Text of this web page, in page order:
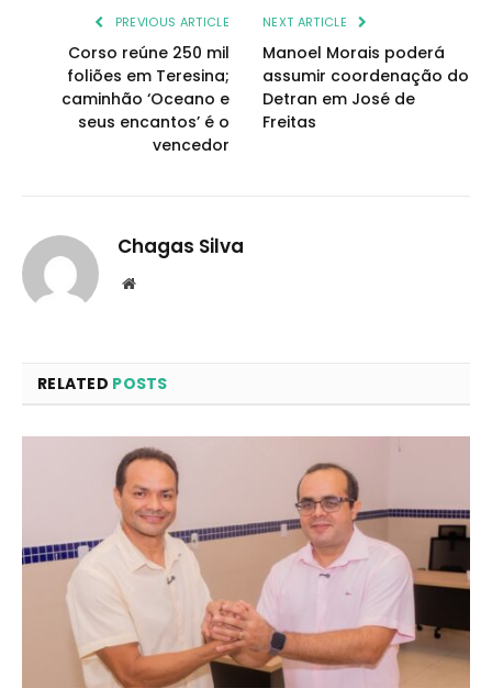
PREVIOUS ARTICLE
Corso reúne 250 mil
foliões em Teresina;
caminhão ‘Oceano e
seus encantos’ é o
vencedor
NEXT ARTICLE
Manoel Morais poderá
assumir coordenação do
Detran em José de
Freitas
Chagas Silva
Website
RELATED POSTS